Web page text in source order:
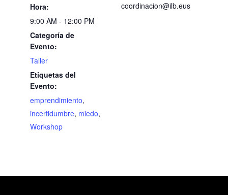
Hora:
9:00 AM - 12:00 PM
Categoría de
Evento:
Taller
Etiquetas del
Evento:
emprendimiento,
incertidumbre, miedo,
Workshop
coordinacion@ilb.eus